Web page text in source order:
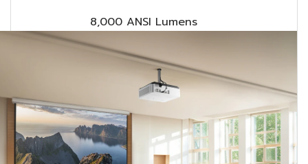
8,000 ANSI Lumens